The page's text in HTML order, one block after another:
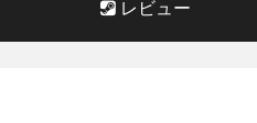
レビュー